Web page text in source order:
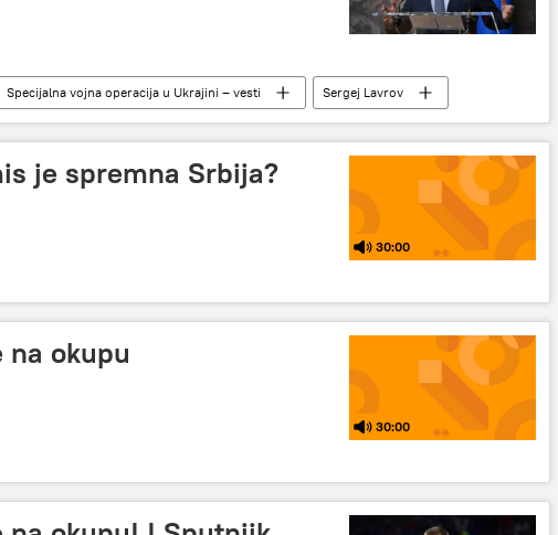
Specijalna vojna operacija u Ukrajini – vesti
Sergej Lavrov
oslobađanje
je spremna Srbija?
30:00
na okupu
30:00